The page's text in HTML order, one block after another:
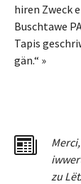
hiren Zweck
Buschtawe
Tapis
gän.“ »
Merci,
zu